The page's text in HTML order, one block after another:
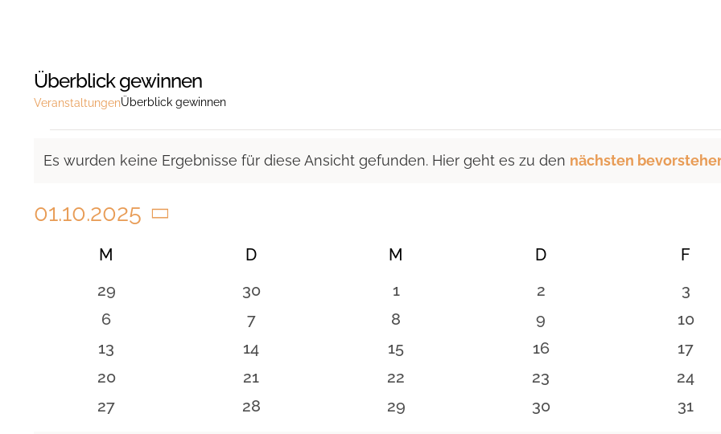
Überblick gewinnen
VeranstaltungenÜberblick gewinnen
Es wurden keine Ergebnisse für diese Ansicht gefunden. Hier geht es zu den nächsten
01.10.2025
Datum
wählen.
Kalender
Veranstaltungen
M DDIENSTAG M DDONNERSTAG F
0
Veranstaltungen
29
0
Veranstaltungen
30
0
Veranstaltungen
1
0
Veranstaltungen
2
0
3
0
Veranstaltungen
6
0
Veranstaltungen
7
0
Veranstaltungen
8
0
Veranstaltungen
9
0
10
0
Veranstaltungen
13
0
Veranstaltungen
14
0
Veranstaltungen
15
0
Veranstaltungen
16
0
17
0
Veranstaltungen
20
0
Veranstaltungen
21
0
Veranstaltungen
22
0
Veranstaltungen
23
0
24
0
27
0
28
0
29
0
30
0
31